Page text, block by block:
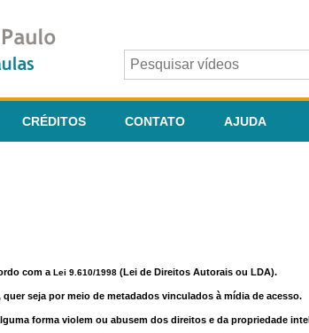
CRÉDITOS CONTATO AJUDA
com a Lei 9.610/1998 (Lei de Direitos Autorais ou LDA).
seja por meio de metadados vinculados à mídia de acesso.
forma violem ou abusem dos direitos e da propriedade